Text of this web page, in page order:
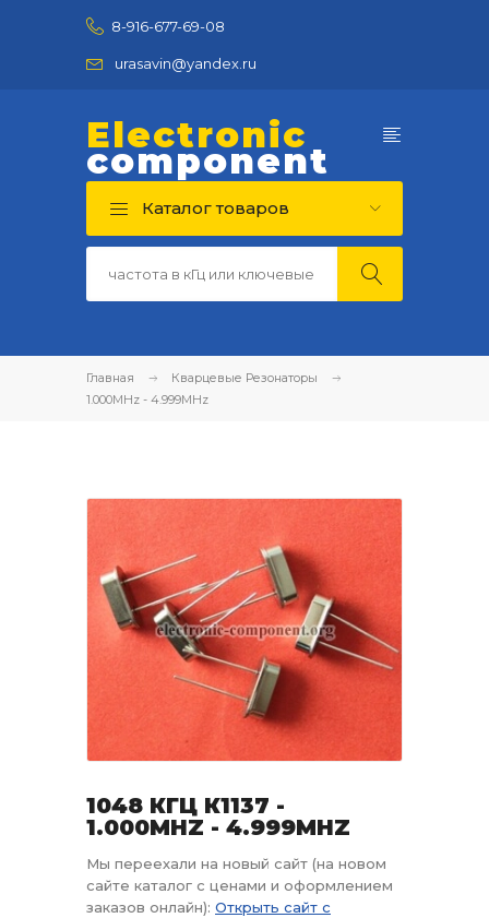
8-916-677-69-08
urasavin@yandex.ru
Electronic
component
Каталог товаров
Главная
Кварцевые Резонаторы
1.000MHz - 4.999MHz
1048 КГЦ К1137 -
1.000MHZ - 4.999MHZ
Мы переехали на новый сайт (на новом
сайте каталог с ценами и оформлением
заказов онлайн): Открыть сайт с